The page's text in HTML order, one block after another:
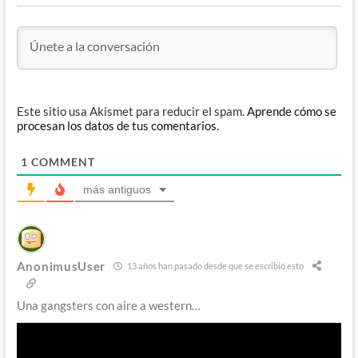
Este sitio usa Akismet para reducir el spam.Aprende cómo se
procesan los datos de tus comentarios.
1 COMMENT
más antiguos
AnonimusUser 13 años han pasado desde que se escribió esto
Una gangsters con aire a western…